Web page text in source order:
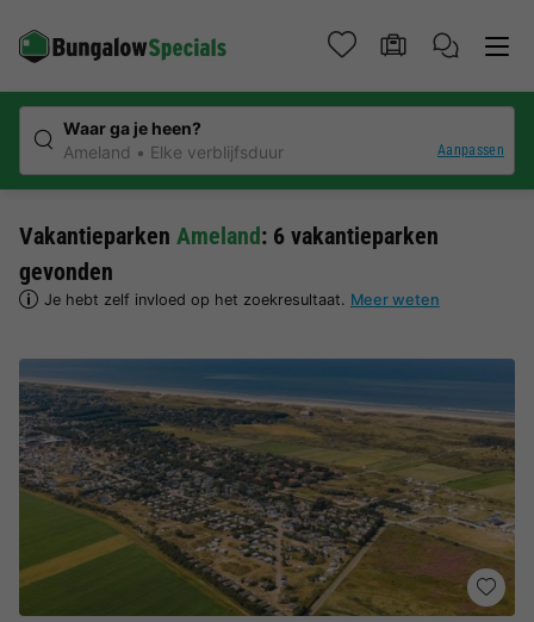
Waar ga je heen?
Ameland
Elke verblijfsduur Aanpassen
Vakantieparken Ameland: 6 vakantieparken
gevonden
Je hebt zelf invloed op het zoekresultaat. Meer weten